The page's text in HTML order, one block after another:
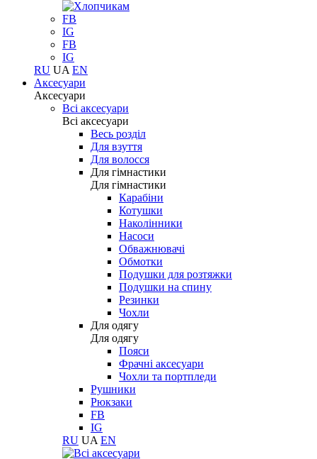
FB
IG
FB
IG
RU UA EN
Аксесуари
Аксесуари
Всі аксесуари
Всі аксесуари
Весь розділ
Для взуття
Для волосся
Для гімнастики
Для гімнастики
Карабіни
Котушки
Наколінники
Насоси
Обважнювачі
Обмотки
Подушки для розтяжки
Подушки на спину
Резинки
Чохли
Для одягу
Для одягу
Пояси
Фрачні аксесуари
Чохли та портпледи
Рушники
Рюкзаки
FB
IG
RU UA EN